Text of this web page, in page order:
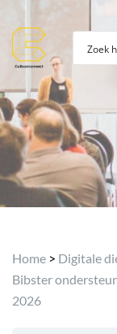
Home > Digitale
Bibster
2026